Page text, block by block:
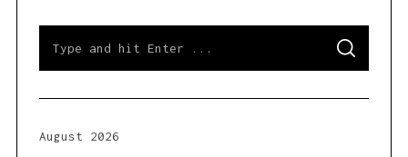
a
h
S
A
C
August 2026
r